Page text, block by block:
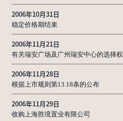
2006年10月31日
稳定价格期结束
2006年11月21日
有关瑞安广场及广州瑞安中心的选择权
2006年11月28日
根据上市规则第13.18条的公布
2006年11月29日
收购上海胜境置业有限公司